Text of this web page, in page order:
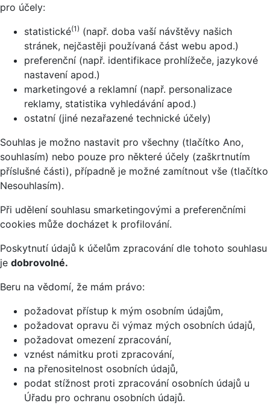
pro účely:
statistické(1) (např. doba vaší návštěvy našich
stránek, nejčastěji používaná část webu apod.)
preferenční (např. identifikace prohlížeče, jazykové
nastavení apod.)
marketingové a reklamní (např. personalizace
reklamy, statistika vyhledávání apod.)
ostatní (jiné nezařazené technické účely)
Souhlas je možno nastavit pro všechny (tlačítko Ano,
souhlasím) nebo pouze pro některé účely (zaškrtnutím
příslušné části), případně je možné zamítnout vše (tlačítko
Nesouhlasím).
Při udělení souhlasu smarketingovými a preferenčními
cookies může docházet k profilování.
Poskytnutí údajů k účelům zpracování dle tohoto souhlasu
je dobrovolné.
Beru na vědomí, že mám právo:
požadovat přístup k mým osobním údajům,
požadovat opravu či výmaz mých osobních údajů,
požadovat omezení zpracování,
vznést námitku proti zpracování,
na přenositelnost osobních údajů,
podat stížnost proti zpracování osobních údajů u
Úřadu pro ochranu osobních údajů.